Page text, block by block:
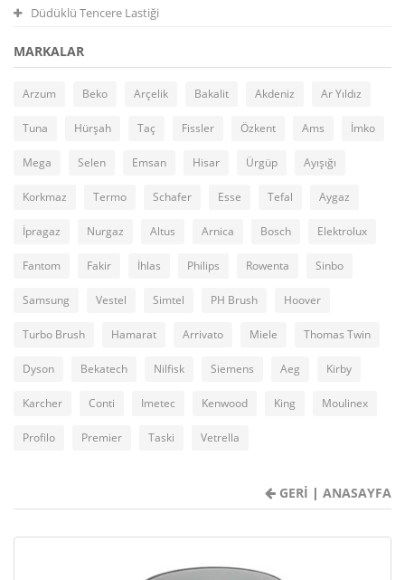
Düdüklü Tencere Lastiği
MARKALAR
Arzum Beko Arçelik Bakalit Akdeniz Ar Yıldız
Tuna Hürşah Taç Fissler Özkent Ams İmko
Mega Selen Emsan Hisar Ürgüp Ayışığı
Korkmaz Termo Schafer Esse Tefal Aygaz
İpragaz Nurgaz Altus Arnica Bosch Elektrolux
Fantom Fakir İhlas Philips Rowenta Sinbo
Samsung Vestel Simtel PH Brush Hoover
Turbo Brush Hamarat Arrivato Miele Thomas Twin
Dyson Bekatech Nilfisk Siemens Aeg Kirby
Karcher Conti Imetec Kenwood King Moulinex
Profilo Premier Taski Vetrella
GERİ | ANASAYFA